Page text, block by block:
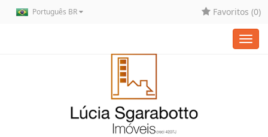
Português BR Favoritos (0)